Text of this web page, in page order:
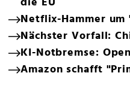
Netflix-Hammer um
Nächster Vorfall:
KI-Notbremse:
Amazon schafft